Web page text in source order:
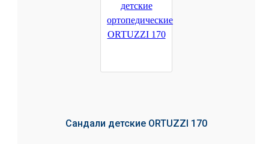
Сандали детские ORTUZZI 170